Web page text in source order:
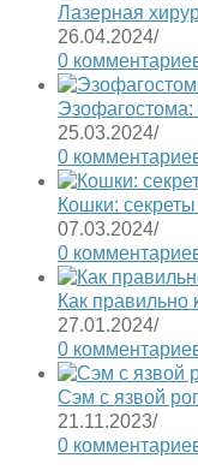
Лазерная
26.04.2024/
0
Эзофагостома:
25.03.2024/
0
Кошки:
07.03.2024/
0
Как правильно
27.01.2024/
0
Сэм с язвой
21.11.2023/
0